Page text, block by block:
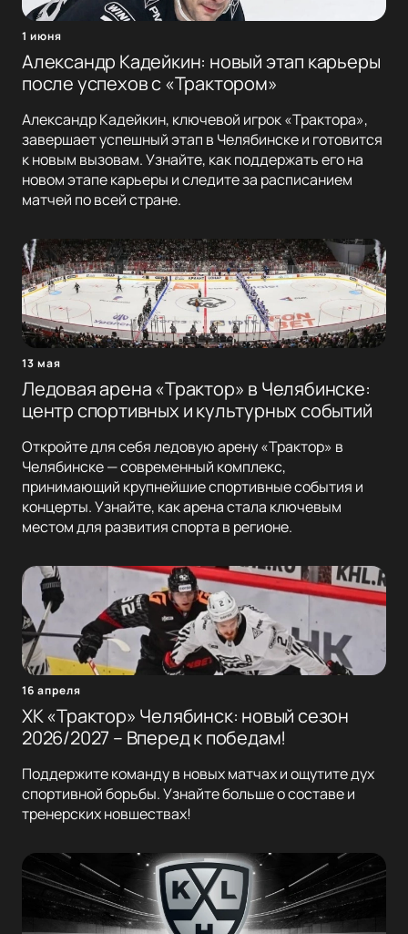
1 июня
Александр Кадейкин: новый этап карьеры
после успехов с «Трактором»
Александр Кадейкин, ключевой игрок «Трактора»,
завершает успешный этап в Челябинске и готовится
к новым вызовам. Узнайте, как поддержать его на
новом этапе карьеры и следите за расписанием
матчей по всей стране.
13 мая
Ледовая арена «Трактор» в Челябинске:
центр спортивных и культурных событий
Откройте для себя ледовую арену «Трактор» в
Челябинске — современный комплекс,
принимающий крупнейшие спортивные события и
концерты. Узнайте, как арена стала ключевым
местом для развития спорта в регионе.
16 апреля
ХК «Трактор» Челябинск: новый сезон
2026/2027 – Вперед к победам!
Поддержите команду в новых матчах и ощутите дух
спортивной борьбы. Узнайте больше о составе и
тренерских новшествах!